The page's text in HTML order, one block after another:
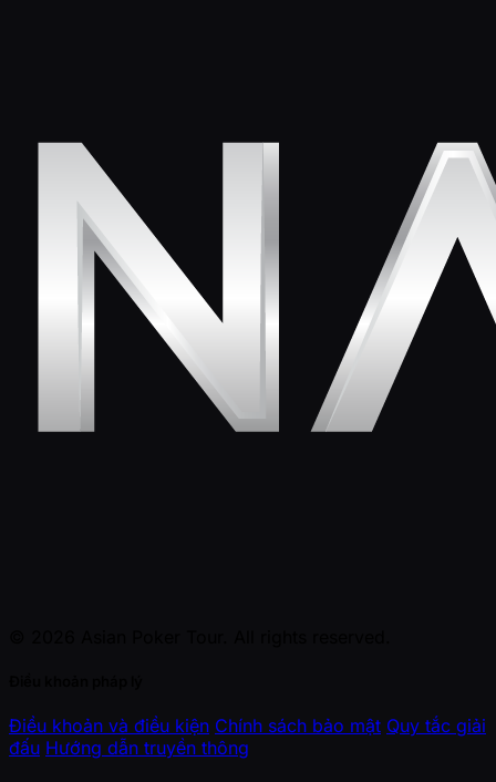
Điều khoản và điều kiện Chính sách bảo mật Quy tắc giải
đấu Hướng dẫn truyền thông